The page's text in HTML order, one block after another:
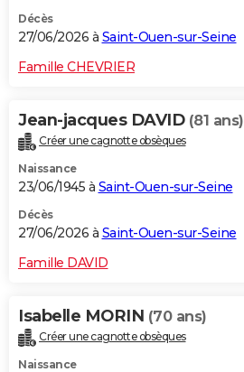
Décès
27/06/2026 à Saint-Ouen-sur-Seine
Famille CHEVRIER
Jean-jacques DAVID (81 ans)
Créer une cagnotte obsèques
Naissance
23/06/1945 à Saint-Ouen-sur-Seine
Décès
27/06/2026 à Saint-Ouen-sur-Seine
Famille DAVID
Isabelle MORIN (70 ans)
Créer une cagnotte obsèques
Naissance